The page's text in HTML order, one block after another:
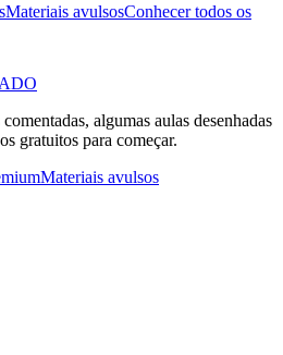
Materiais avulsosConhecer todos os
algumas aulas desenhadas
gratuitos para começar.
Materiais avulsos